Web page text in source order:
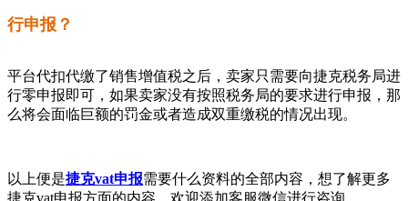
行申报？
平台代扣代缴了销售增值税之后，卖家只需要向捷克税务局进
行零申报即可，如果卖家没有按照税务局的要求进行申报，那
么将会面临巨额的罚金或者造成双重缴税的情况出现。
以上便是捷克vat申报需要什么资料的全部内容，想了解更多
捷克vat申报方面的内容，欢迎添加客服微信进行咨询。